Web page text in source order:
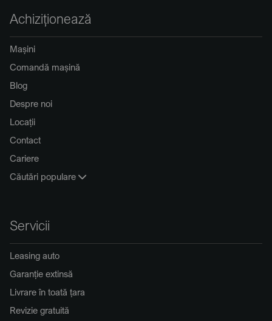
Achiziționează
Mașini
Comandă mașină
Blog
Despre noi
Locații
Contact
Cariere
Căutări populare
Servicii
Leasing auto
Garanție extinsă
Livrare în toată țara
Revizie gratuită